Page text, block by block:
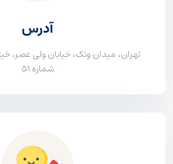
آدرس
تهران، میدان ونک، خیابان ولی عصر،
شماره ۵۱